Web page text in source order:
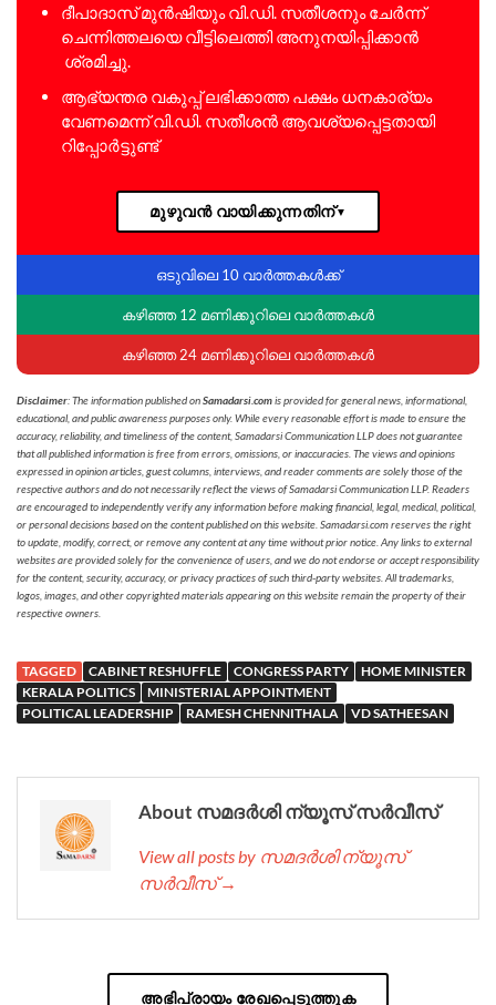
ദീപാദാസ് മുൻഷിയും വി.ഡി. സതീശനും ചേർന്ന്
ചെന്നിത്തലയെ വീട്ടിലെത്തി അനുനയിപ്പിക്കാൻ
ശ്രമിച്ചു.
ആഭ്യന്തര വകുപ്പ് ലഭിക്കാത്ത പക്ഷം ധനകാര്യം
വേണമെന്ന് വി.ഡി. സതീശൻ ആവശ്യപ്പെട്ടതായി
റിപ്പോർട്ടുണ്ട്
മുഴുവൻ വായിക്കുന്നതിന്▼
ഒടുവിലെ 10 വാർത്തകൾക്ക്
കഴിഞ്ഞ 12 മണിക്കൂറിലെ വാർത്തകൾ
കഴിഞ്ഞ 24 മണിക്കൂറിലെ വാർത്തകൾ
Disclaimer: The information published onSamadarsi.comis provided for general news, informational,
educational, and public awareness purposes only. While every reasonable effort is made to ensure the
accuracy, reliability, and timeliness of the content, Samadarsi Communication LLP does not guarantee
that all published information is free from errors, omissions, or inaccuracies. The views and opinions
expressed in opinion articles, guest columns, interviews, and reader comments are solely those of the
respective authors and do not necessarily reflect the views of Samadarsi Communication LLP. Readers
are encouraged to independently verify any information before making financial, legal, medical, political,
or personal decisions based on the content published on this website. Samadarsi.com reserves the right
to update, modify, correct, or remove any content at any time without prior notice. Any links to external
websites are provided solely for the convenience of users, and we do not endorse or accept responsibility
for the content, security, accuracy, or privacy practices of such third-party websites. All trademarks,
logos, images, and other copyrighted materials appearing on this website remain the property of their
respective owners.
TAGGED CABINET RESHUFFLE CONGRESS PARTY
HOME MINISTER
KERALA POLITICS
MINISTERIAL APPOINTMENT
POLITICAL LEADERSHIP
RAMESH CHENNITHALA VD SATHEESAN
About സമദർശി ന്യൂസ് സർവീസ്
View all posts by സമദർശി ന്യൂസ്
സർവീസ് →
അഭിപ്രായം രേഖപ്പെടുത്തുക